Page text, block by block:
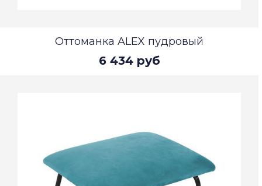
Оттоманка ALEX пудровый
6 434 руб